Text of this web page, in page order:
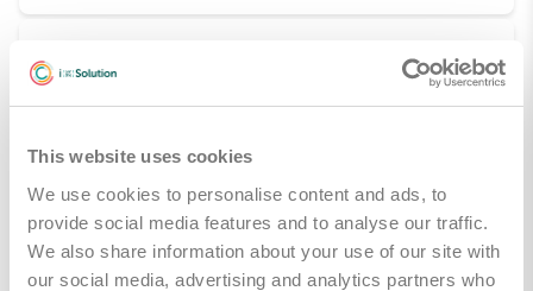
This website uses cookies
We use cookies to personalise content and ads, to
provide social media features and to analyse our traffic.
We also share information about your use of our site with
our social media, advertising and analytics partners who
Handleidingen & Downloads